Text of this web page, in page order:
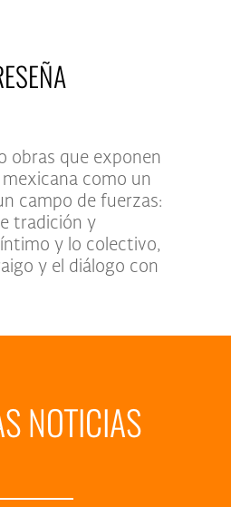
obras que exponen
mexicana como un
campo de fuerzas:
tradición y
y lo colectivo,
y el diálogo con
NOTICIAS